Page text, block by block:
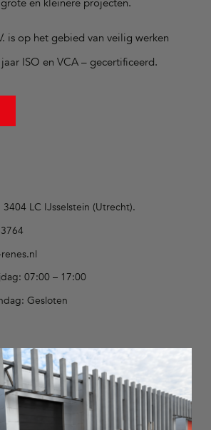
is op het gebied van veilig werken
ISO en VCA – gecertificeerd.
LC IJsselstein (Utrecht).
07:00 – 17:00
Gesloten